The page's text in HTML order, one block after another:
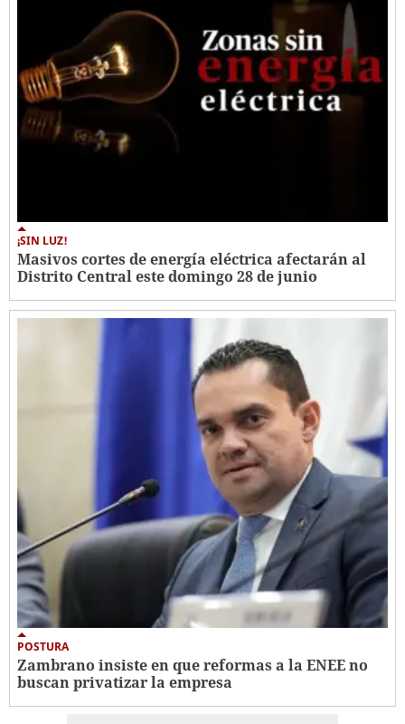
¡SIN LUZ!
Masivos cortes de energía eléctrica afectarán al
Distrito Central este domingo 28 de junio
POSTURA
Zambrano insiste en que reformas a la ENEE no
buscan privatizar la empresa